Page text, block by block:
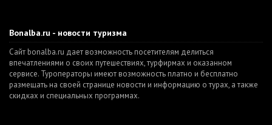
Bonalba.ru - новости туризма
Сайт bonalba.ru дает возможность посетителям делиться
впечатлениями о своих путешествиях, турфирмах и оказанном
сервисе. Туроператоры имеют возможность платно и бесплатно
размещать на своей странице новости и информацию о турах, а также
скидках и специальных программах.